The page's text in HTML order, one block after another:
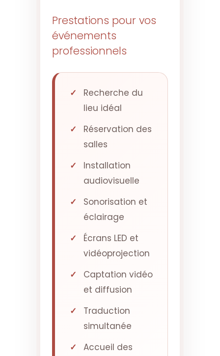
Prestations pour vos
événements
professionnels
Recherche du
lieu idéal
Réservation des
salles
Installation
audiovisuelle
Sonorisation et
éclairage
Écrans LED et
vidéoprojection
Captation vidéo
et diffusion
Traduction
simultanée
Accueil des